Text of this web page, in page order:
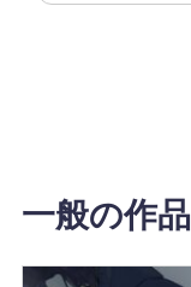
一般の作品